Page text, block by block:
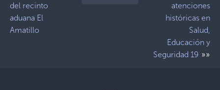
del recinto
aduana El
Amatillo
atenciones
históricas en
Salud,
Educación y
Seguridad 19 »»